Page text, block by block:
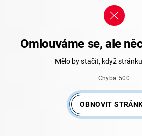
Omlouváme se, ale
Mělo by stačit, když
Chyba 500
OBNOVIT